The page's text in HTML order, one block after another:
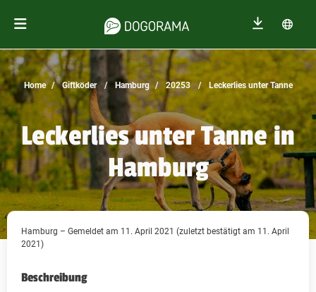
Home Giftköder Hamburg 20253 Leckerlies unter Tanne
Leckerlies unter Tanne in
Hamburg
Hamburg – Gemeldet am 11. April 2021 (zuletzt bestätigt am 11. April
2021)
Beschreibung